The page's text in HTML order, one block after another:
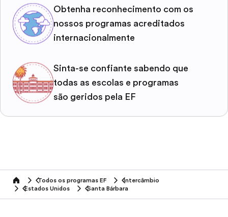
Obtenha reconhecimento com os
nossos programas acreditados
internacionalmente
Sinta-se confiante sabendo que
todas as escolas e programas
são geridos pela EF
home Todos os programas EF
Intercâmbio
Estados Unidos
Santa Bárbara